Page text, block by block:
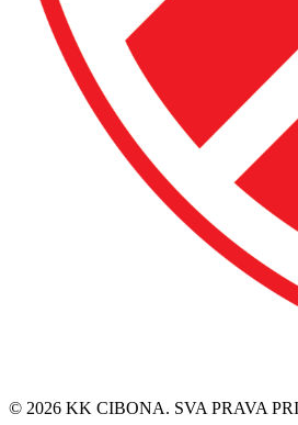
© 2026 KK CIBONA. SVA PRAVA